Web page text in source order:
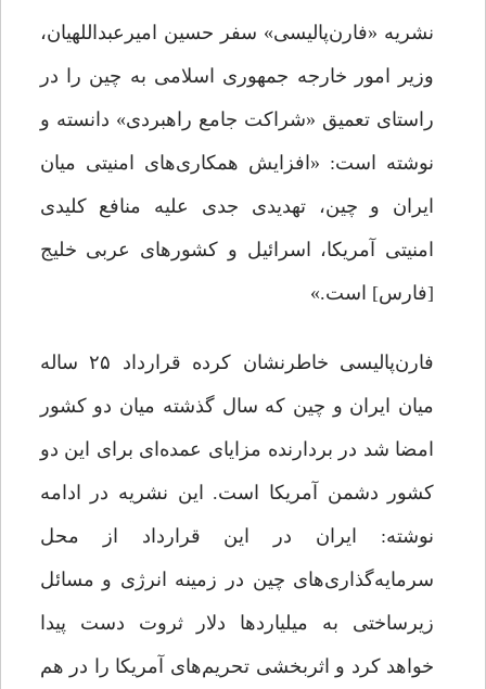
نشریه «فارن‌پالیسی» سفر حسین امیرعبداللهیان،
وزیر امور خارجه جمهوری اسلامی به چین را در
راستای تعمیق «شراکت جامع راهبردی» دانسته و
نوشته است: «افزایش همکاری‌های امنیتی میان
ایران و چین، تهدیدی جدی علیه منافع کلیدی
امنیتی آمریکا، اسرائیل و کشورهای عربی خلیج
[فارس] است.»
فارن‌پالیسی خاطرنشان کرده قرارداد ۲۵ ساله
میان ایران و چین که سال گذشته میان دو کشور
امضا شد در بردارنده مزایای عمده‌ای برای این دو
کشور دشمن آمریکا است. این نشریه در ادامه
نوشته: ایران در این قرارداد از محل
سرمایه‌گذاری‌های چین در زمینه انرژی و مسائل
زیرساختی به میلیاردها دلار ثروت دست پیدا
خواهد کرد و اثربخشی تحریم‌های آمریکا را در هم